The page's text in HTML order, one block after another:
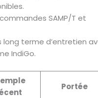
SAMP/T et
long terme d’entretien
IndiGo.
Portée